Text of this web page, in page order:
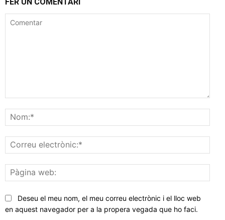
web:
Deseu el meu nom, el meu correu electrònic i el lloc web
en aquest navegador per a la propera vegada que ho faci.